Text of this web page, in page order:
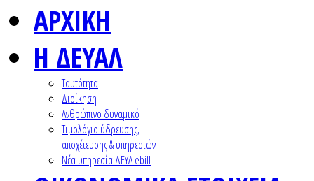
ΑΡΧΙΚΗ
Η ΔΕΥΑΛ
Ταυτότητα
Διοίκηση
Ανθρώπινο δυναμικό
Τιμολόγιο ύδρευσης,
αποχέτευσης & υπηρεσιών
Nέα υπηρεσία ΔΕΥΑ ebill